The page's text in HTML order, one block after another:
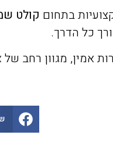
קולט
כל הדרך.